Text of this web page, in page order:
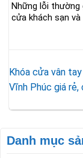
Những lỗi thường
cửa khách sạn
Khóa cửa vân
Vĩnh Phúc giá rẻ,
Danh mục